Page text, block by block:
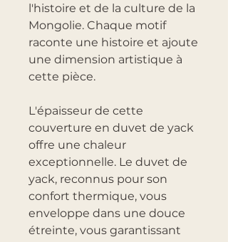
l'histoire et de la culture de la
Mongolie. Chaque motif
raconte une histoire et ajoute
une dimension artistique à
cette pièce.
L'épaisseur de cette
couverture en duvet de yack
offre une chaleur
exceptionnelle. Le duvet de
yack, reconnus pour son
confort thermique, vous
enveloppe dans une douce
étreinte, vous garantissant